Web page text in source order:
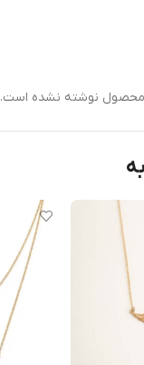
محصول نوشته نشده است.